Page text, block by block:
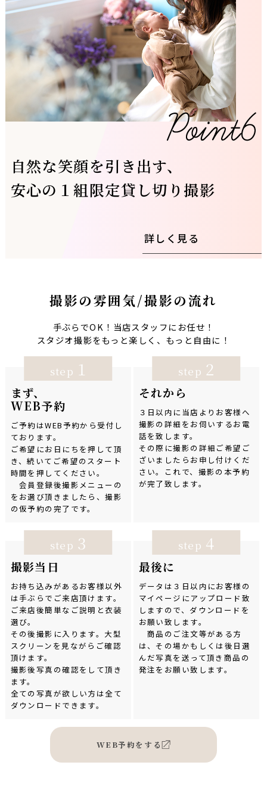
自然な笑顔を引き出す、
安心の１組限定貸し切り撮影
詳しく見る
撮影の雰囲気/撮影の流れ
手ぶらでOK！当店スタッフにお任せ！
スタジオ撮影をもっと楽しく、もっと自由に！
まず、
WEB予約
ご予約はWEB予約から受付し
ております。
ご希望にお日にちを押して頂
き、続いてご希望のスタート
時間を押してください。
会員登録後撮影メニューの
をお選び頂きましたら、撮影
の仮予約の完了です。
step 1
それから
３日以内に当店よりお客様へ
撮影の詳細をお伺いするお電
話を致します。
その際に撮影の詳細ご希望ご
ざいましたらお申し付けくだ
さい。これで、撮影の本予約
が完了致します。
step 2
撮影当日
お持ち込みがあるお客様以外
は手ぶらでご来店頂けます。
ご来店後簡単なご説明と衣装
選び。
その後撮影に入ります。大型
スクリーンを見ながらご確認
頂けます。
撮影後写真の確認をして頂き
ます。
全ての写真が欲しい方は全て
ダウンロードできます。
step 3
最後に
データは３日以内にお客様の
マイページにアップロード致
しますので、ダウンロードを
お願い致します。
商品のご注文等がある方
は、その場かもしくは後日選
んだ写真を送って頂き商品の
発注をお願い致します。
step 4
WEB予約をする